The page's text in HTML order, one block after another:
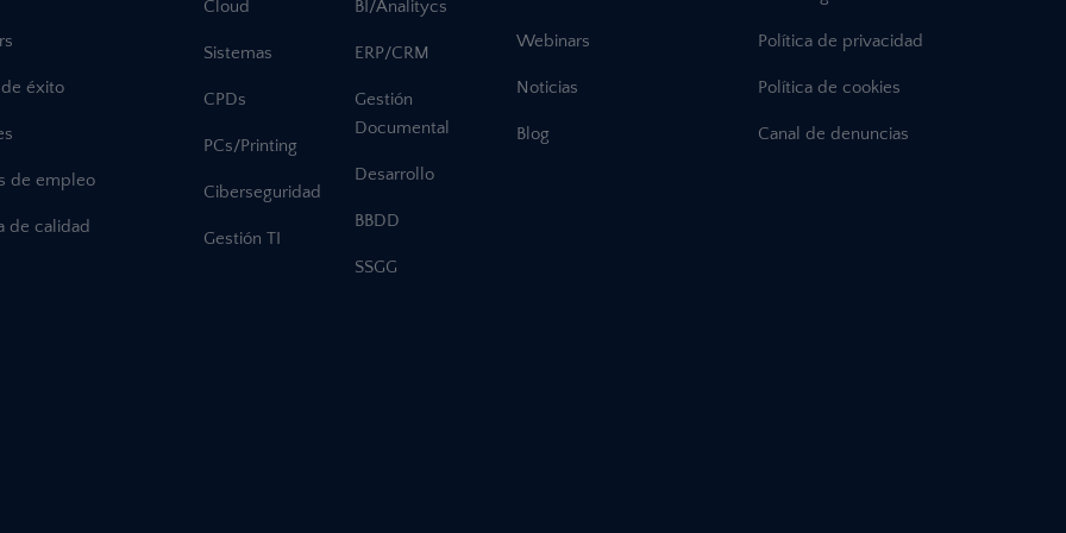
éxito
de empleo
de calidad
Cloud
Sistemas
CPDs
PCs/Printing
Ciberseguridad
Gestión TI
BI/Analitycs
ERP/CRM
Gestión
Documental
Desarrollo
BBDD
SSGG
Webinars
Noticias
Blog
Política de privacidad
Política de cookies
Canal de denuncias